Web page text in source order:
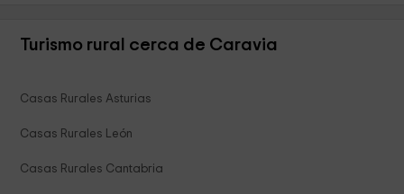
Turismo rural cerca de Caravia
Casas Rurales Asturias
Casas Rurales León
Casas Rurales Cantabria